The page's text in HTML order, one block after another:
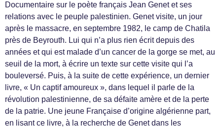
Documentaire sur le poète français Jean Genet et ses
relations avec le peuple palestinien. Genet visite, un jour
après le massacre, en septembre 1982, le camp de Chatila
près de Beyrouth. Lui qui n’a plus rien écrit depuis des
années et qui est malade d’un cancer de la gorge se met, au
seuil de la mort, à écrire un texte sur cette visite qui l’a
bouleversé. Puis, à la suite de cette expérience, un dernier
livre, « Un captif amoureux », dans lequel il parle de la
révolution palestinienne, de sa défaite amère et de la perte
de la patrie. Une jeune Française d’origine algérienne part,
en lisant ce livre, à la recherche de Genet dans les